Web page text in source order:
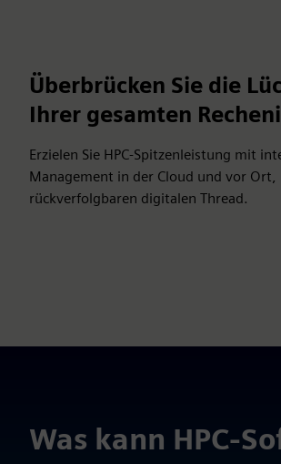
Überbrücken Sie die
Ihrer gesamten
Erzielen Sie HPC-Spitzenleistung mit
Management in der Cloud und vor Ort,
rückverfolgbaren digitalen Thread.
Was kann HPC-